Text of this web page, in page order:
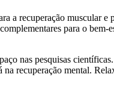
a recuperação muscular
para o
nas pesquisas
recuperação mental.